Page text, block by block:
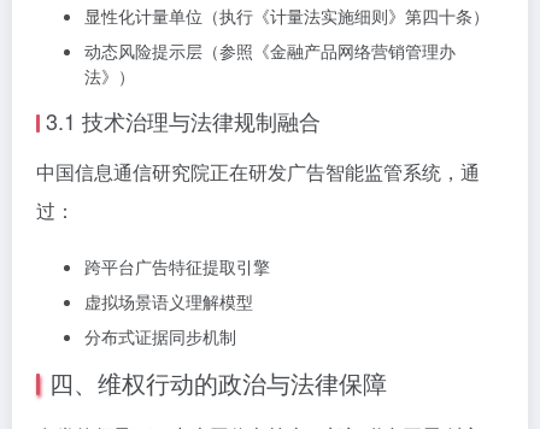
显性化计量单位（执行《计量法实施细则》第四十条）
动态风险提示层（参照《金融产品网络营销管理办
法》）
3.1 技术治理与法律规制融合
中国信息通信研究院正在研发广告智能监管系统，通
过：
跨平台广告特征提取引擎
虚拟场景语义理解模型
分布式证据同步机制
四、维权行动的政治与法律保障